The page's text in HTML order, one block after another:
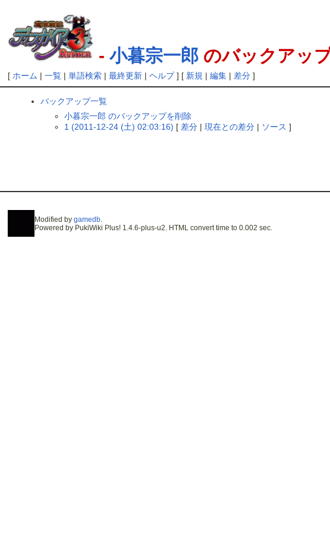
-小暮宗一郎 のバックアッ
[ ホーム |一覧 |単語検索 |最終更新 |ヘルプ] [ 新規 |編集 | 差分 ]
バックアップ一覧
小暮宗一郎 のバックアップを削除
1 (2011-12-24 (土) 02:03:16) [ 差分 | 現在との差分 | ソース ]
Modified bygamedb.
Powered by PukiWiki Plus! 1.4.6-plus-u2. HTML convert time to 0.002 sec.